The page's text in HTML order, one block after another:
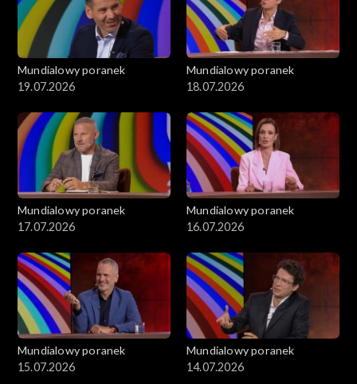
Mundialowy poranek
19.07.2026
Mundialowy poranek
18.07.2026
Mundialowy poranek
17.07.2026
Mundialowy poranek
16.07.2026
Mundialowy poranek
15.07.2026
Mundialowy poranek
14.07.2026